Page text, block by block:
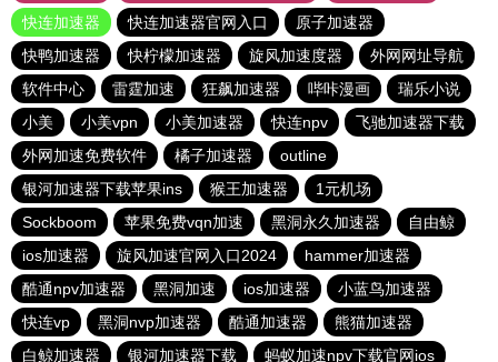
快连加速器
快连加速器官网入口
原子加速器
快鸭加速器
快柠檬加速器 旋风加速度器
外网网址导航
软件中心
雷霆加速 狂飙加速器 哔咔漫画
瑞乐小说
小美
小美vpn 小美加速器 快连npv
飞驰加速器下载
外网加速免费软件
橘子加速器
outline
银河加速器下载苹果ins
猴王加速器
1元机场
Sockboom
苹果免费vqn加速 黑洞永久加速器
自由鲸
ios加速器
旋风加速官网入口2024
hammer加速器
酷通npv加速器
黑洞加速 ios加速器
小蓝鸟加速器
快连vp
黑洞nvp加速器 酷通加速器
熊猫加速器
白鲸加速器
银河加速器下载 蚂蚁加速npv下载官网ios